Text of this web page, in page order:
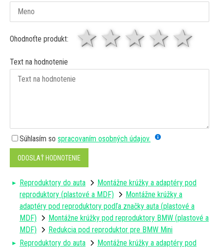
Ohodnoťte produkt: 4
3
2 hviezdy
1 hviezda
Text na hodnotenie
Súhlasím so spracovaním osobných údajov.
ODOSLAŤ HODNOTENIE
Reproduktory do auta
Montážne krúžky a adaptéry pod
reproduktory (plastové a MDF)
Montážne krúžky a
adaptéry pod reproduktory podľa značky auta (plastové a
MDF)
Montážne krúžky pod reproduktory BMW (plastové a
MDF)
Redukcia pod reproduktor pre BMW Mini
Reproduktory do auta
Montážne krúžky a adaptéry pod